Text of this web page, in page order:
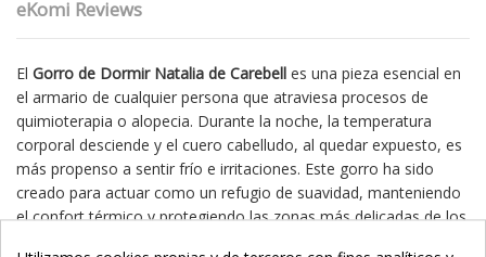
eKomi Reviews
El Gorro de Dormir Natalia de Carebell es una pieza esencial en
el armario de cualquier persona que atraviesa procesos de
quimioterapia o alopecia. Durante la noche, la temperatura
corporal desciende y el cuero cabelludo, al quedar expuesto, es
más propenso a sentir frío e irritaciones. Este gorro ha sido
creado para actuar como un refugio de suavidad, manteniendo
el confort térmico y protegiendo las zonas más delicadas de los